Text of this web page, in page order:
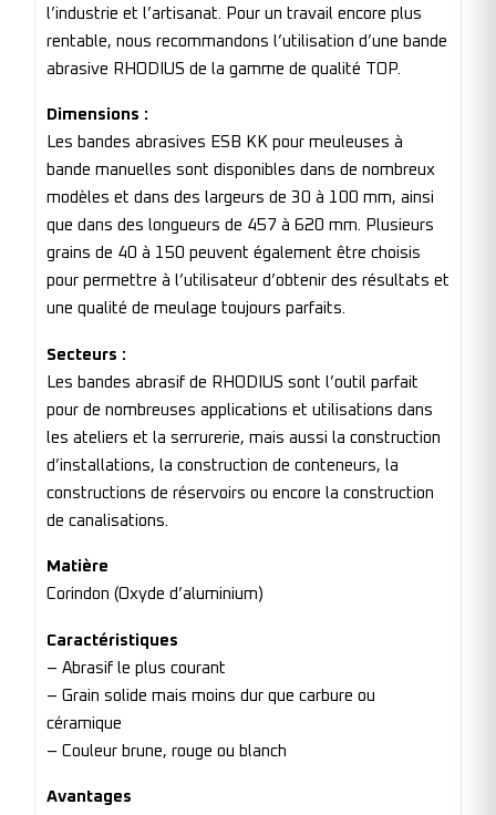
l’industrie et l’artisanat. Pour un travail encore plus
rentable, nous recommandons l’utilisation d’une bande
abrasive RHODIUS de la gamme de qualité TOP.
Dimensions :
Les bandes abrasives ESB KK pour meuleuses à
bande manuelles sont disponibles dans de nombreux
modèles et dans des largeurs de 30 à 100 mm, ainsi
que dans des longueurs de 457 à 620 mm. Plusieurs
grains de 40 à 150 peuvent également être choisis
pour permettre à l’utilisateur d’obtenir des résultats et
une qualité de meulage toujours parfaits.
Secteurs :
Les bandes abrasif de RHODIUS sont l’outil parfait
pour de nombreuses applications et utilisations dans
les ateliers et la serrurerie, mais aussi la construction
d’installations, la construction de conteneurs, la
constructions de réservoirs ou encore la construction
de canalisations.
Matière
Corindon (Oxyde d’aluminium)
Caractéristiques
– Abrasif le plus courant
– Grain solide mais moins dur que carbure ou
céramique
– Couleur brune, rouge ou blanch
Avantages